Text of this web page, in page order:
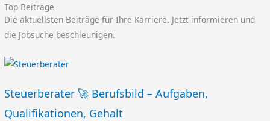
Top Beiträge
Die aktuellsten Beiträge für Ihre Karriere. Jetzt informieren und
die Jobsuche beschleunigen.
Steuerberater 🚀 Berufsbild – Aufgaben,
Qualifikationen, Gehalt